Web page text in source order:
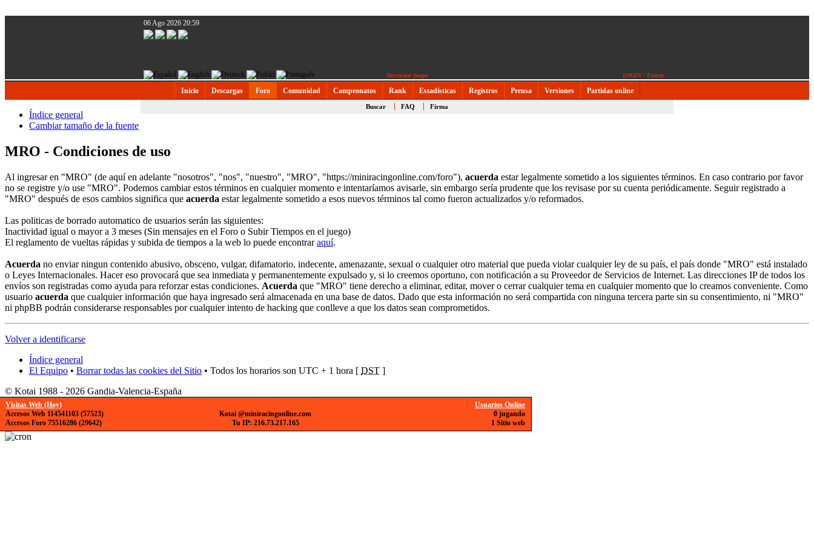
06 Ago 2026 20:59
Descargar juego LOGIN - Entrar
Inicio Descargas Foro Comunidad Campeonatos Rank Estadísticas Registros Prensa Versiones Partidas online
Buscar FAQ Firma
Índice general
Cambiar tamaño de la fuente
MRO - Condiciones de uso
Al ingresar en "MRO" (de aquí en adelante "nosotros", "nos", "nuestro", "MRO", "https://miniracingonline.com/foro"), acuerda estar legalmente sometido a los siguientes términos. En caso contrario por favor
no se registre y/o use "MRO". Podemos cambiar estos términos en cualquier momento e intentaríamos avisarle, sin embargo sería prudente que los revisase por su cuenta periódicamente. Seguir registrado a
"MRO" después de esos cambios significa que acuerda estar legalmente sometido a esos nuevos términos tal como fueron actualizados y/o reformados.
Las politicas de borrado automatico de usuarios serán las siguientes:
Inactividad igual o mayor a 3 meses (Sin mensajes en el Foro o Subir Tiempos en el juego)
El reglamento de vueltas rápidas y subida de tiempos a la web lo puede encontraraquí.
Acuerda no enviar ningun contenido abusivo, obsceno, vulgar, difamatorio, indecente, amenazante, sexual o cualquier otro material que pueda violar cualquier ley de su país, el país donde "MRO" está instalado
o Leyes Internacionales. Hacer eso provocará que sea inmediata y permanentemente expulsado y, si lo creemos oportuno, con notificación a su Proveedor de Servicios de Internet. Las direcciones IP de todos los
envíos son registradas como ayuda para reforzar estas condiciones. Acuerda que "MRO" tiene derecho a eliminar, editar, mover o cerrar cualquier tema en cualquier momento que lo creamos conveniente. Como
usuario acuerda que cualquier información que haya ingresado será almacenada en una base de datos. Dado que esta información no será compartida con ninguna tercera parte sin su consentimiento, ni "MRO"
ni phpBB podrán considerarse responsables por cualquier intento de hacking que conlleve a que los datos sean comprometidos.
Volver a identificarse
Índice general
El Equipo • Borrar todas las cookies del Sitio • Todos los horarios son UTC + 1 hora [ DST ]
© Kotai 1988 - 2026 Gandia-Valencia-España
Usuarios Online
0 jugando
1 Sitio web
Visitas Web (Hoy)
Accesos Web 114541103 (57523)
Accesos Foro 75516286 (29642)
Kotai @miniracingonline.com
Tu IP: 216.73.217.165